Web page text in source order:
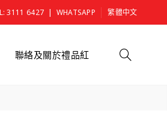
3111 6427 | WHATSAPP 繁體中文
聯絡及關於禮品紅